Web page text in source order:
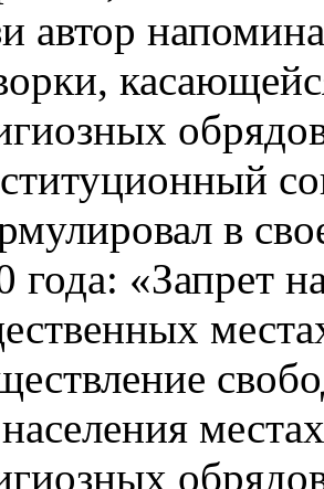
автор
в
года: «Запрет